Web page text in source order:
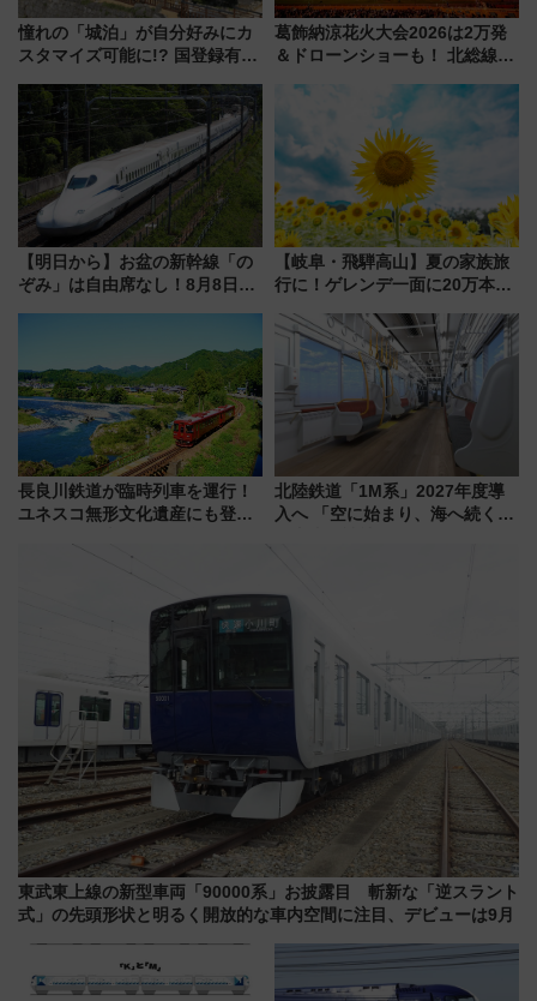
憧れの「城泊」が自分好みにカ
スタマイズ可能に!? 国登録有形
にオーダーメイド型の宿泊プラ
ンが誕生！
葛飾納涼花火大会2026は2万発
＆ドローンショーも！ 北総線を
車、観覧スポット情報と周辺観
光まとめ（7/28開催）
【明日から】お盆の新幹線「の
ぞみ」は自由席なし！8月8日午
雑避ける「空席」探しのコツ
【岐阜・飛騨高山】夏の家族旅
行に！ゲレンデ一面に20万本の
アひまわり園」開園
長良川鉄道が臨時列車を運行！
ユネスコ無形文化遺産にも登録
北陸鉄道「1M系」2027年度導
入へ 「空に始まり、海へ続く」
東武東上線の新型車両「90000系」お披露目 斬新な「逆スラント
式」の先頭形状と明るく開放的な車内空間に注目、デビューは9月